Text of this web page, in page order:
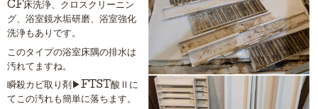
CF床洗浄、クロスクリーニン
グ、浴室鏡水垢研磨、浴室強化
洗浄もありです。
このタイプの浴室床隅の排水は
汚れてますね。
瞬殺カビ取り剤▶FTST酸Ⅱに
てこの汚れも簡単に落ちます。